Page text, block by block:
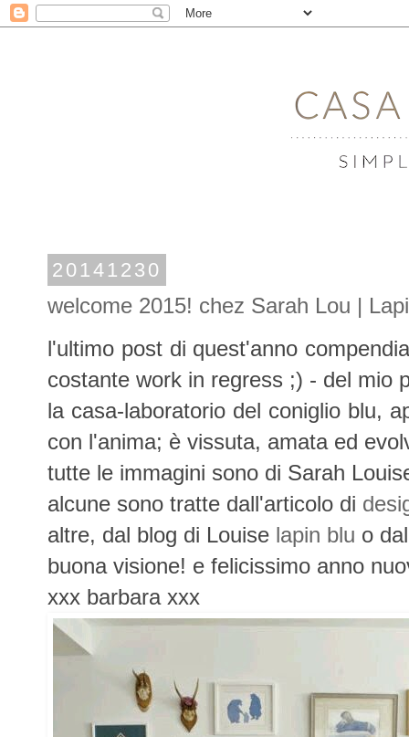
20141230
welcome 2015! chez Sarah Lou |
l'ultimo post di quest'anno
costante work in regress ;) - del
la casa-laboratorio del coniglio blu,
con l'anima; è vissuta, amata ed
tutte le immagini sono di Sarah
alcune sono tratte dall'articolo di
altre, dal blog di Louise lapin blu o
buona visione! e felicissimo anno
xxx barbara xxx